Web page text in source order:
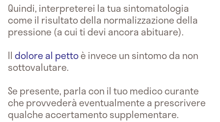
Quindi, interpreterei la tua sintomatologia
come il risultato della normalizzazione della
pressione (a cui ti devi ancora abituare).
Il dolore al pettoè invece un sintomo da non
sottovalutare.
Se presente, parla con il tuo medico curante
che provvederà eventualmente a prescrivere
qualche accertamento supplementare.